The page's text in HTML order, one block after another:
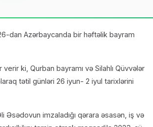
dan Azərbaycanda bir həftəlik bayram
verir ki, Qurban bayramı və Silahlı Qüvvələr
tətil günləri 26 iyun- 2 iyul tarixlərini
Əsədovun imzaladığı qərara əsasən, iş və